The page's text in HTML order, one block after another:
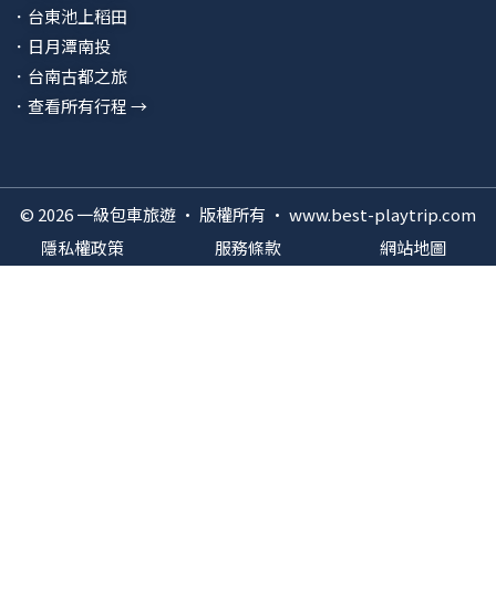
．台東池上稻田
．日月潭南投
．台南古都之旅
．查看所有行程 →
© 2026 一級包車旅遊 · 版權所有 · www.best-playtrip.com
隱私權政策
服務條款 網站地圖